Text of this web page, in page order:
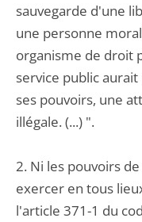
sauvegarde d'une
une personne
organisme de droit
service public
ses pouvoirs, une
illégale. (...) ".
2. Ni les pouvoirs
exercer en tous
l'article 371-1 du